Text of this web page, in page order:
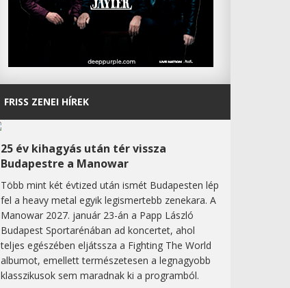
FRISS ZENEI HÍREK
25 év kihagyás után tér vissza
Budapestre a Manowar
Több mint két évtized után ismét Budapesten lép
fel a heavy metal egyik legismertebb zenekara. A
Manowar 2027. január 23-án a Papp László
Budapest Sportarénában ad koncertet, ahol
teljes egészében eljátssza a Fighting The World
albumot, emellett természetesen a legnagyobb
klasszikusok sem maradnak ki a programból.